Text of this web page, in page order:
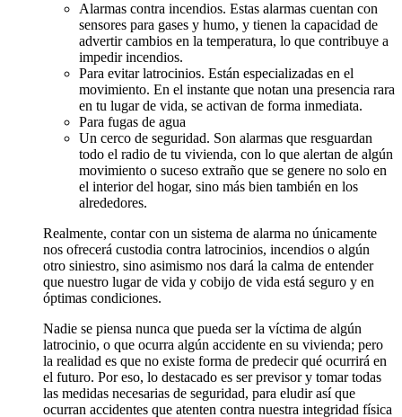
Alarmas contra incendios. Estas alarmas cuentan con
sensores para gases y humo, y tienen la capacidad de
advertir cambios en la temperatura, lo que contribuye a
impedir incendios.
Para evitar latrocinios. Están especializadas en el
movimiento. En el instante que notan una presencia rara
en tu lugar de vida, se activan de forma inmediata.
Para fugas de agua
Un cerco de seguridad. Son alarmas que resguardan
todo el radio de tu vivienda, con lo que alertan de algún
movimiento o suceso extraño que se genere no solo en
el interior del hogar, sino más bien también en los
alrededores.
Realmente, contar con un sistema de alarma no únicamente
nos ofrecerá custodia contra latrocinios, incendios o algún
otro siniestro, sino asimismo nos dará la calma de entender
que nuestro lugar de vida y cobijo de vida está seguro y en
óptimas condiciones.
Nadie se piensa nunca que pueda ser la víctima de algún
latrocinio, o que ocurra algún accidente en su vivienda; pero
la realidad es que no existe forma de predecir qué ocurrirá en
el futuro. Por eso, lo destacado es ser previsor y tomar todas
las medidas necesarias de seguridad, para eludir así que
ocurran accidentes que atenten contra nuestra integridad física